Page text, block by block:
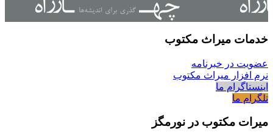
خدمات میراث مکتوب
عضویت در خبرنامه
نرم افزار میراث مکتوب
اینستاگرام ما
تلگرام ما
میرات مکتوب در نورمگز